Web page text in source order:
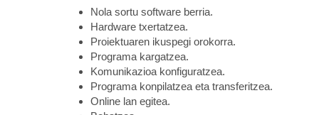
Nola sortu software berria.
Hardware txertatzea.
Proiektuaren ikuspegi orokorra.
Programa kargatzea.
Komunikazioa konfiguratzea.
Programa konpilatzea eta transferitzea.
Online lan egitea.